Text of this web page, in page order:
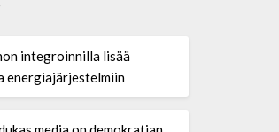
integroinnilla lisää
energiajärjestelmiin